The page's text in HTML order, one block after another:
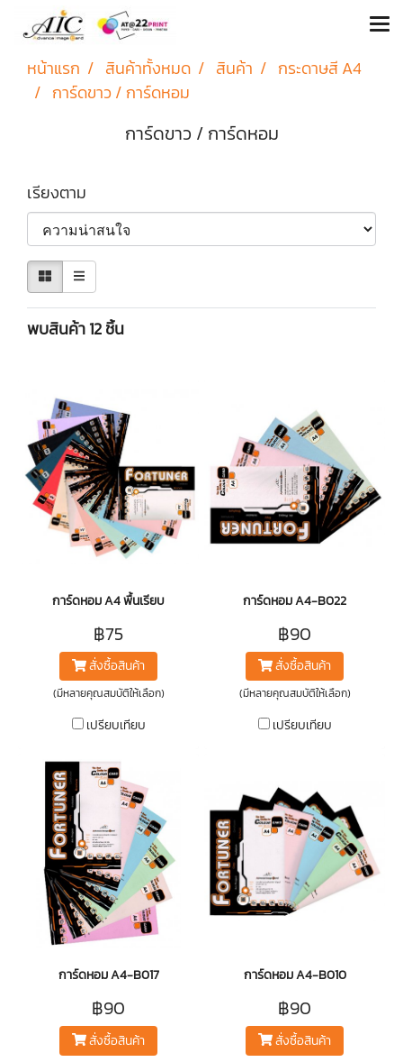
หน้าแรก สินค้าทั้งหมด สินค้า
กระดาษสี A4
การ์ดขาว / การ์ดหอม
การ์ดขาว / การ์ดหอม
เรียงตาม
พบสินค้า 12 ชิ้น
การ์ดหอม A4 พื้นเรียบ
฿75
สั่งซื้อสินค้า
(มีหลายคุณสมบัติให้เลือก)
เปรียบเทียบ
การ์ดหอม A4-B022
฿90
สั่งซื้อสินค้า
(มีหลายคุณสมบัติให้เลือก)
เปรียบเทียบ
การ์ดหอม A4-B017
฿90
สั่งซื้อสินค้า
การ์ดหอม A4-B010
฿90
สั่งซื้อสินค้า